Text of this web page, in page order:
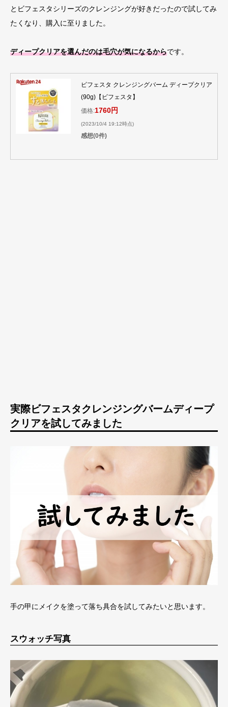
とビフェスタシリーズのクレンジングが好きだったので試してみ
たくなり、購入に至りました。
ディープクリアを選んだのは毛穴が気になるからです。
ビフェスタ クレンジングバーム ディープクリア
(90g)【ビフェスタ】
価格:1760円
(2023/10/4 19:12時点)
感想(0件)
実際ビフェスタクレンジングバームディープ
クリアを試してみました
手の甲にメイクを塗って落ち具合を試してみたいと思います。
スウォッチ写真